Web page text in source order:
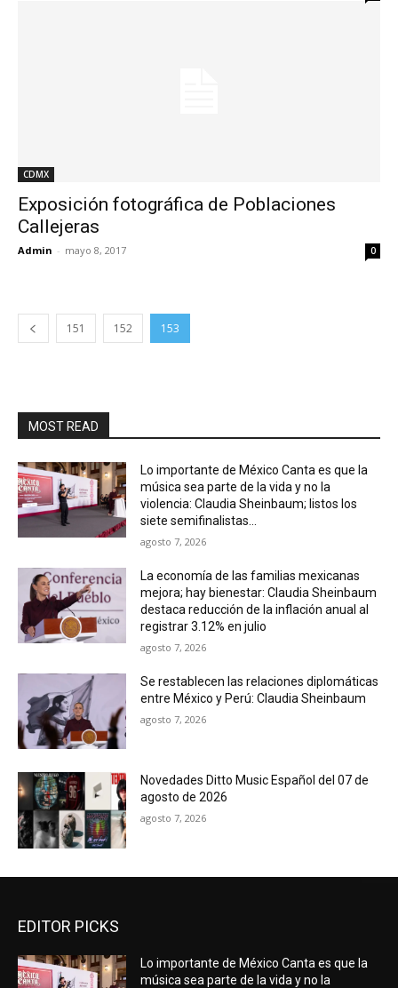
CDMX
Exposición fotográfica de Poblaciones
Callejeras
Admin - mayo 8, 2017 0
151 152 153
MOST READ
Lo importante de México Canta es que la
música sea parte de la vida y no la
violencia: Claudia Sheinbaum; listos los
siete semifinalistas...
agosto 7, 2026
La economía de las familias mexicanas
mejora; hay bienestar: Claudia Sheinbaum
destaca reducción de la inflación anual al
registrar 3.12% en julio
agosto 7, 2026
Se restablecen las relaciones diplomáticas
entre México y Perú: Claudia Sheinbaum
agosto 7, 2026
Novedades Ditto Music Español del 07 de
agosto de 2026
agosto 7, 2026
EDITOR PICKS
Lo importante de México Canta es que la
música sea parte de la vida y no la